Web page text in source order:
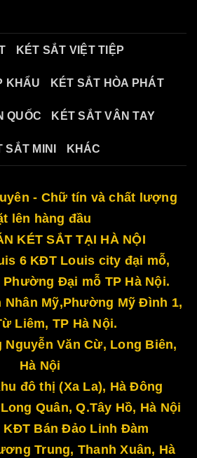
KÉT SẮT VIỆT TIỆP
KHẨU KÉT SẮT HÒA PHÁT
QUỐC KÉT SẮT VÂN TAY
SẮT MINI KHÁC
- Chữ tín và chất lượng
lên hàng đầu
KÉT SẮT TẠI HÀ NỘI
6 KĐT Louis city đại mỗ,
Đại mỗ TP Hà Nội.
Nhân Mỹ,Phường Mỹ Đình 1,
Liêm, TP Hà Nội.
Nguyễn Văn Cừ, Long Biên,
Hà Nội
đô thị (Xa La), Hà Đông
Quân, Q.Tây Hồ, Hà Nội
KĐT Bán Đảo Linh Đàm
Trung, Thanh Xuân, Hà